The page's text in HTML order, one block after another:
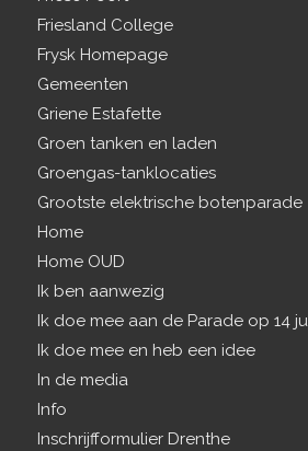
Friesland College
Frysk Homepage
Gemeenten
Griene Estafette
Groen tanken en laden
Groengas-tanklocaties
Grootste elektrische botenparade
Home
Home OUD
Ik ben aanwezig
Ik doe mee aan de Parade op 14
Ik doe mee en heb een idee
In de media
Info
Inschrijfformulier Drenthe